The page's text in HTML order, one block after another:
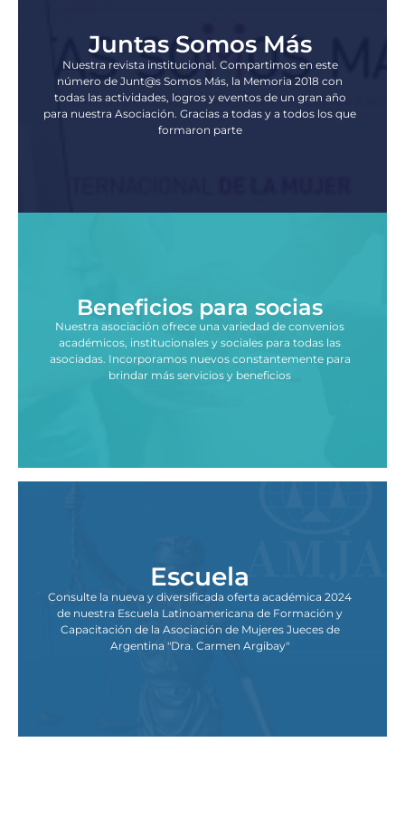
Juntas Somos Más
Nuestra revista institucional. Compartimos en este
número de Junt@s Somos Más, la Memoria 2018 con
todas las actividades, logros y eventos de un gran año
para nuestra Asociación. Gracias a todas y a todos los que
formaron parte
Beneficios para socias
Nuestra asociación ofrece una variedad de convenios
académicos, institucionales y sociales para todas las
asociadas. Incorporamos nuevos constantemente para
brindar más servicios y beneficios
Escuela
Consulte la nueva y diversificada oferta académica 2024
de nuestra Escuela Latinoamericana de Formación y
Capacitación de la Asociación de Mujeres Jueces de
Argentina "Dra. Carmen Argibay"